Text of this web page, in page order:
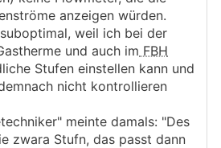
anzeigen würden.
weil ich bei der
und auch im FBH
Stufen einstellen kann und
nicht kontrollieren
meinte damals: "Des
zwara Stufn, das passt dann